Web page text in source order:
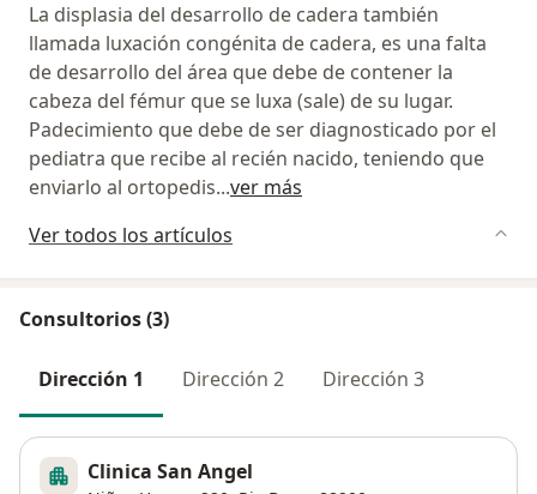
La displasia del desarrollo de cadera también
llamada luxación congénita de cadera, es una falta
de desarrollo del área que debe de contener la
cabeza del fémur que se luxa (sale) de su lugar.
Padecimiento que debe de ser diagnosticado por el
pediatra que recibe al recién nacido, teniendo que
enviarlo al ortopedis...ver más
Ver todos los artículos
Consultorios (3)
Dirección 1 Dirección 2 Dirección 3
Clinica San Angel